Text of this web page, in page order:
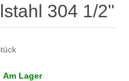
304 1/2"
Am Lager